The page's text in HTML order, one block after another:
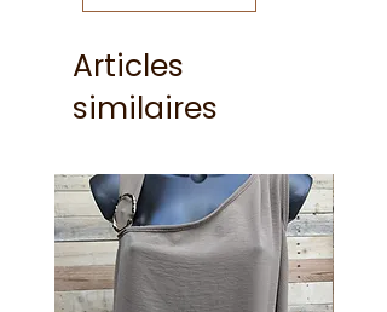
Articles
similaires